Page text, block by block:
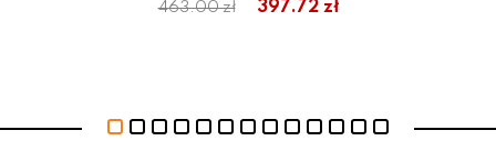
463.00 zł 397.72 zł